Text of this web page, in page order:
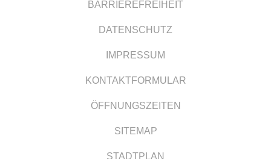
BARRIEREFREIHEIT
DATENSCHUTZ
IMPRESSUM
KONTAKTFORMULAR
ÖFFNUNGSZEITEN
SITEMAP
STADTPLAN